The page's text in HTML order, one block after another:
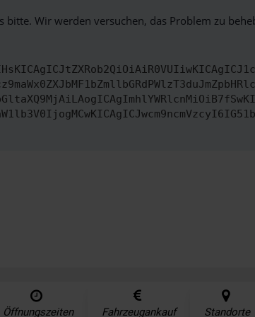
Wir werden versuchen, das Problem zu
Öffnungszeiten Fahrzeugankauf Standorte